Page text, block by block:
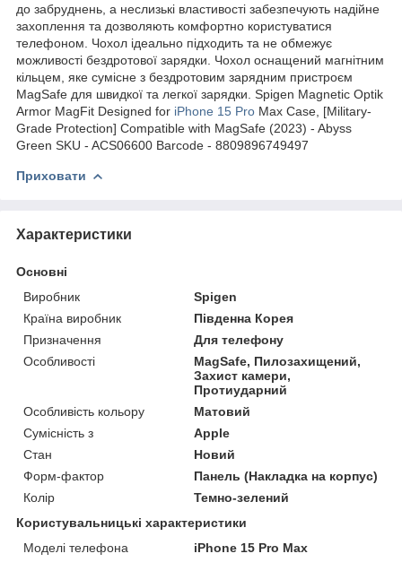
до забруднень, а неслизькі властивості забезпечують надійне
захоплення та дозволяють комфортно користуватися
телефоном. Чохол ідеально підходить та не обмежує
можливості бездротової зарядки. Чохол оснащений магнітним
кільцем, яке сумісне з бездротовим зарядним пристроєм
MagSafe для швидкої та легкої зарядки. Spigen Magnetic Optik
Armor MagFit Designed for iPhone 15 Pro Max Case, [Military-
Grade Protection] Compatible with MagSafe (2023) - Abyss
Green SKU - ACS06600 Barcode - 8809896749497
Приховати
Характеристики
Основні
Виробник
Spigen
Країна виробник
Південна Корея
Призначення
Для телефону
Особливості
MagSafe, Пилозахищений,
Захист камери,
Протиударний
Особливість кольору
Матовий
Сумісність з
Apple
Стан
Новий
Форм-фактор
Панель (Накладка на корпус)
Колір
Темно-зелений
Користувальницькі характеристики
Моделі телефона
iPhone 15 Pro Max